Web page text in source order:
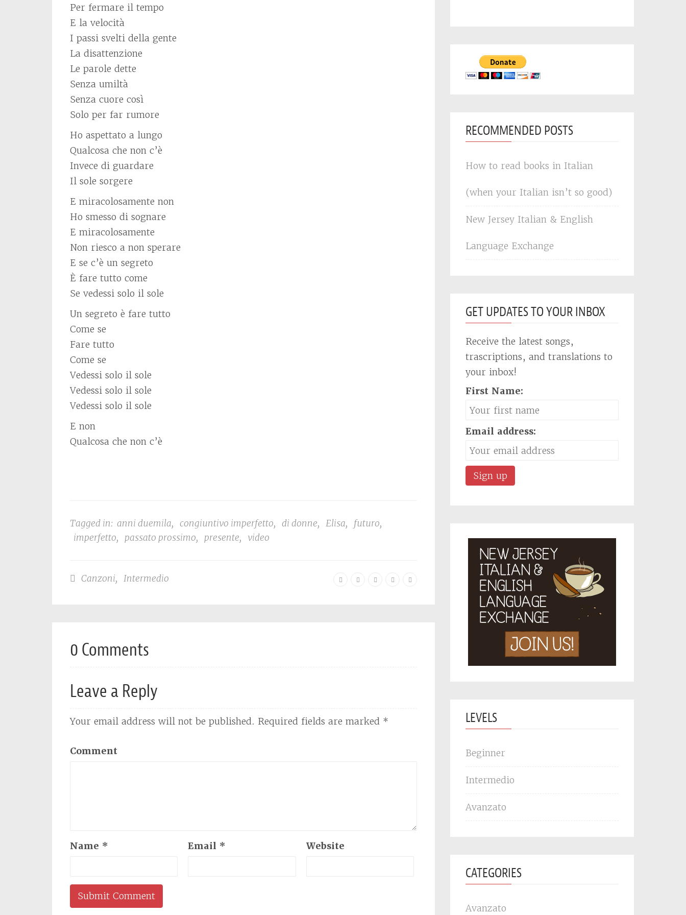
Per fermare il tempo
E la velocità
I passi svelti della gente
La disattenzione
Le parole dette
Senza umiltà
Senza cuore così
Solo per far rumore
Ho aspettato a lungo
Qualcosa che non c’è
Invece di guardare
Il sole sorgere
E miracolosamente non
Ho smesso di sognare
E miracolosamente
Non riesco a non sperare
E se c’è un segreto
È fare tutto come
Se vedessi solo il sole
Un segreto è fare tutto
Come se
Fare tutto
Come se
Vedessi solo il sole
Vedessi solo il sole
Vedessi solo il sole
E non
Qualcosa che non c’è
Tagged in: anni duemila, congiuntivo imperfetto, di donne, Elisa, futuro,
imperfetto, passato prossimo, presente, video
Canzoni, Intermedio
0 Comments
Leave a Reply
Your email address will not be published. Required fields are marked *
Comment
Name * Email * Website
RECOMMENDED POSTS
How to read books in Italian
(when your Italian isn’t so good)
New Jersey Italian & English
Language Exchange
GET UPDATES TO YOUR INBOX
Receive the latest songs,
trascriptions, and translations to
your inbox!
First Name:
Email address:
LEVELS
Beginner
Intermedio
Avanzato
CATEGORIES
Avanzato